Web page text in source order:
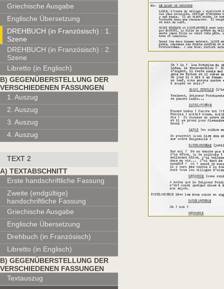
Griechische Ausgabe
Englische Übersetzung
DREHBUCH (in Französisch) : 1.
Szene
DREHBUCH (in Französisch) : 2.
Szene
Libretto (in Englisch)
Β) GEGENÜBERSTELLUNG DER
VERSCHIEDENEN FASSUNGEN
1. Auszug
2. Auszug
3. Auszug
4. Auszug
TEXT 2
Α) TEXTABSCHNITT
Erste handschriftliche Fassung
Zweite (endgültige)
handschriftliche Fassung
Griechische Ausgabe
Englische Übersetzung
Drehbuch (in Französisch)
Libretto (in Englisch)
Β) GEGENÜBERSTELLUNG DER
VERSCHIEDENEN FASSUNGEN
Textauszug